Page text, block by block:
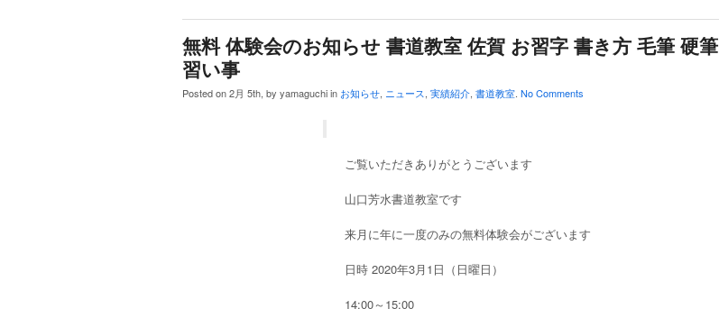
無料 体験会のお知らせ 書道教室 佐賀 お習字 書き方 毛筆 硬筆
習い事
Posted on 2月 5th, by yamaguchi in お知らせ, ニュース, 実績紹介, 書道教室. No Comments
ご覧いただきありがとうございます
山口芳水書道教室です
来月に年に一度のみの無料体験会がございます
日時 2020年3月1日（日曜日）
14:00～15:00